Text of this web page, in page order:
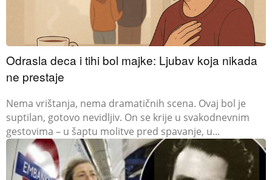
Odrasla deca i tihi bol majke: Ljubav koja nikada
ne prestaje
Nema vrištanja, nema dramatičnih scena. Ovaj bol je
suptilan, gotovo nevidljiv. On se krije u svakodnevnim
gestovima – u šaptu molitve pred spavanje, u...